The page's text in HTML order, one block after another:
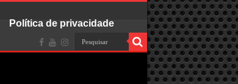
Política de privacidade